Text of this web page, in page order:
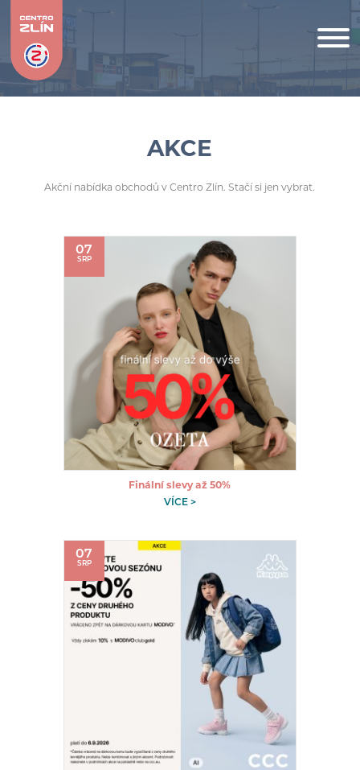
AKCE
Akční nabídka obchodů v Centro Zlín. Stačí si jen vybrat.
07
SRP
Finální slevy až 50%
VÍCE >
07
SRP